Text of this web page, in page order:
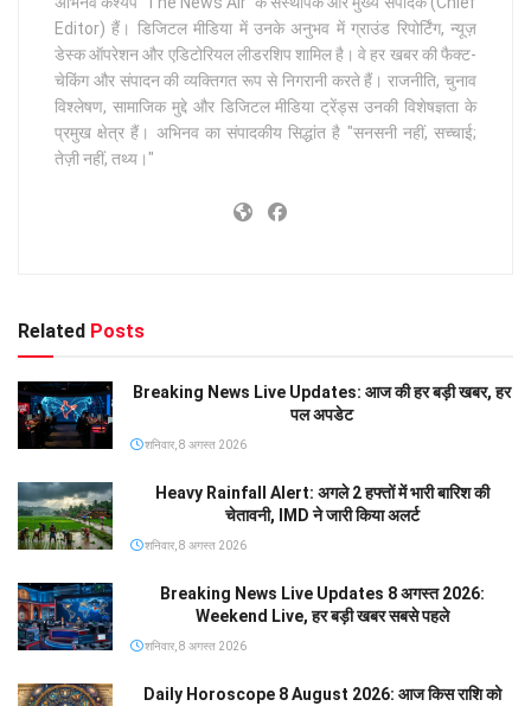
Editor) हैं। डिजिटल मीडिया में उनके अनुभव में ग्राउंड रिपोर्टिंग, न्यूज़
डेस्क ऑपरेशन और एडिटोरियल लीडरशिप शामिल है। वे हर खबर की फैक्ट-
चेकिंग और संपादन की व्यक्तिगत रूप से निगरानी करते हैं। राजनीति, चुनाव
विश्लेषण, सामाजिक मुद्दे और डिजिटल मीडिया ट्रेंड्स उनकी विशेषज्ञता के
प्रमुख क्षेत्र हैं। अभिनव का संपादकीय सिद्धांत है "सनसनी नहीं, सच्चाई;
तेज़ी नहीं, तथ्य।"
Related Posts
Breaking News Live Updates: आज की हर बड़ी खबर, हर
पल अपडेट
शनिवार, 8 अगस्त 2026
Heavy Rainfall Alert: अगले 2 हफ्तों में भारी बारिश की
चेतावनी, IMD ने जारी किया अलर्ट
शनिवार, 8 अगस्त 2026
Breaking News Live Updates 8 अगस्त 2026:
Weekend Live, हर बड़ी खबर सबसे पहले
शनिवार, 8 अगस्त 2026
Daily Horoscope 8 August 2026: आज किस राशि को